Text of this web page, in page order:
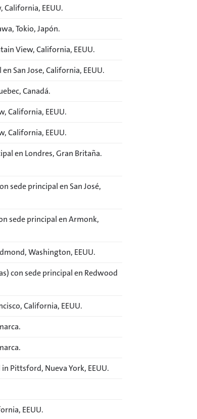
California, EEUU.
Tokio, Japón.
View, California, EEUU.
San Jose, California, EEUU.
Canadá.
California, EEUU.
California, EEUU.
en Londres, Gran Britaña.
sede principal en San José,
sede principal en Armonk,
Washington, EEUU.
con sede principal en Redwood
California, EEUU.
Pittsford, Nueva York, EEUU.
EEUU.